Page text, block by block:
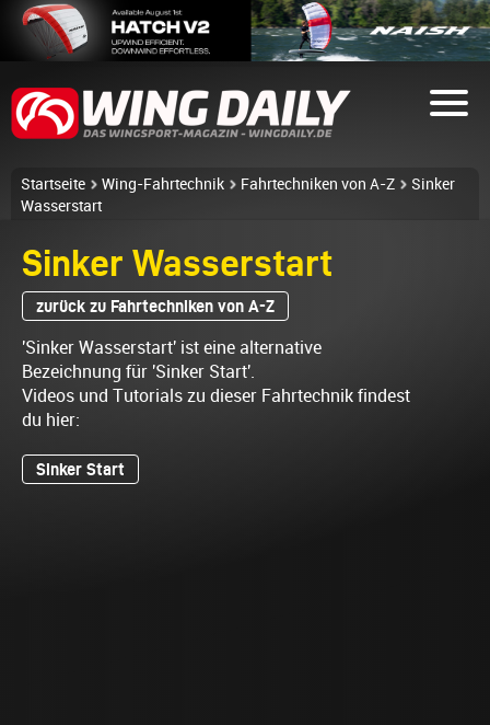
Startseite Wing-Fahrtechnik Fahrtechniken von A-Z
Sinker
Wasserstart
Sinker Wasserstart
zurück zu Fahrtechniken von A-Z
'Sinker Wasserstart' ist eine alternative
Bezeichnung für 'Sinker Start'.
Videos und Tutorials zu dieser Fahrtechnik findest
du hier:
Sinker Start